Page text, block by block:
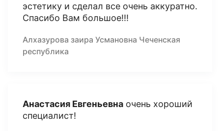
эстетику и сделал все очень аккуратно.
Спасибо Вам большое!!!
Алхазурова заира Усмановна Чеченская
республика
Анастасия Евгеньевна очень хороший
специалист!